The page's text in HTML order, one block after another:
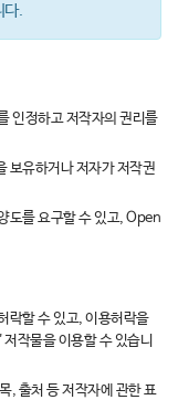
다.
인정하고 저작자의 권리를
보유하거나 저자가 저작권
도를 요구할 수 있고, Open
락할 수 있고, 이용허락을
작물을 이용할 수 있습니
, 출처 등 저작자에 관한 표